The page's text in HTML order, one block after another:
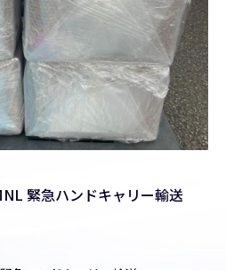
緊急ハンドキャリー輸送